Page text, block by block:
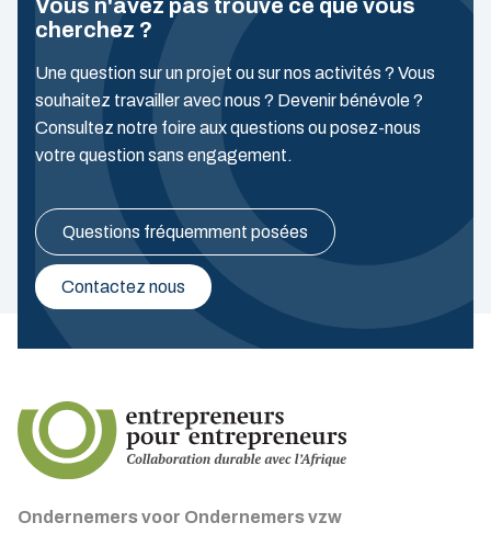
Vous n'avez pas trouvé ce que vous
cherchez ?
Une question sur un projet ou sur nos activités ? Vous
souhaitez travailler avec nous ? Devenir bénévole ?
Consultez notre foire aux questions ou posez-nous
votre question sans engagement.
Questions fréquemment posées
Contactez nous
Ondernemers voor Ondernemers vzw